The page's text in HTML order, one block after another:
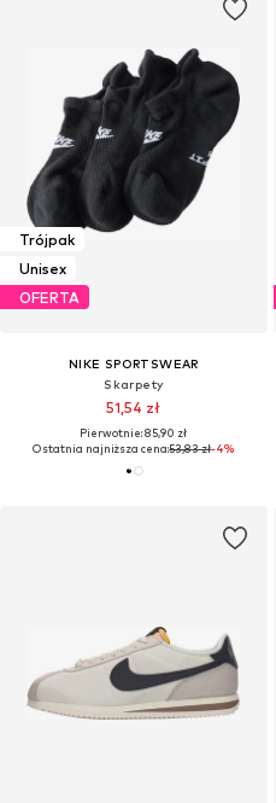
Trójpak
Unisex
OFERTA
NIKE SPORTSWEAR
Skarpety
51,54 zł
Pierwotnie: 85,90 zł
Ostatnia najniższa cena:53,83 zł-4%